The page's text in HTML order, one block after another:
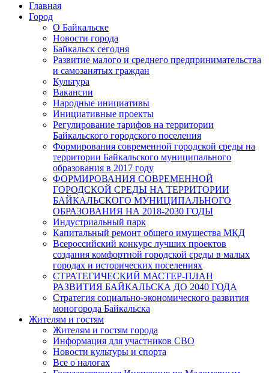
Главная
Город
О Байкальске
Новости города
Байкальск сегодня
Развитие малого и среднего предпринимательства
и самозанятых граждан
Культура
Вакансии
Народные инициативы
Инициативные проекты
Регулирование тарифов на территории
Байкальского городского поселения
Формирования современной городской среды на
территории Байкальского муниципального
образования в 2017 году
ФОРМИРОВАНИЯ СОВРЕМЕННОЙ
ГОРОДСКОЙ СРЕДЫ НА ТЕРРИТОРИИ
БАЙКАЛЬСКОГО МУНИЦИПАЛЬНОГО
ОБРАЗОВАНИЯ НА 2018-2030 ГОДЫ
Индустриальный парк
Капитальный ремонт общего имущества МКД
Всероссийский конкурс лучших проектов
создания комфортной городской среды в малых
городах и исторических поселениях
СТРАТЕГИЧЕСКИЙ МАСТЕР-ПЛАН
РАЗВИТИЯ БАЙКАЛЬСКА ДО 2040 ГОДА
Стратегия социально-экономического развития
моногорода Байкальска
Жителям и гостям
Жителям и гостям города
Информация для участников СВО
Новости культуры и спорта
Все о налогах